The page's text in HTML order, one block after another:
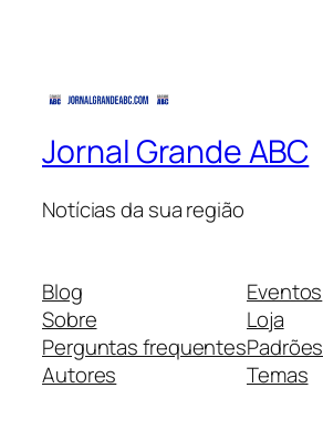
Jornal Grande ABC
Notícias da sua região
Blog
Sobre
Perguntas frequentes
Autores
Eventos
Loja
Padrões
Temas